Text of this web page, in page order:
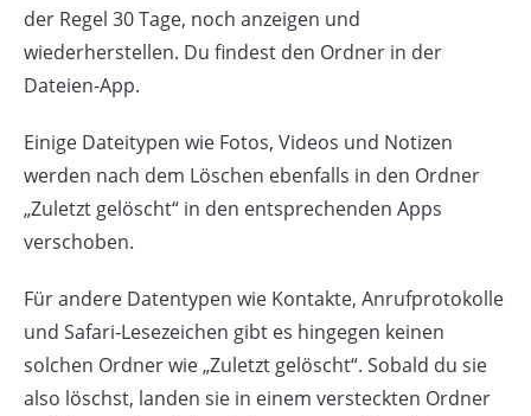
der Regel 30 Tage, noch anzeigen und
wiederherstellen. Du findest den Ordner in der
Dateien-App.
Einige Dateitypen wie Fotos, Videos und Notizen
werden nach dem Löschen ebenfalls in den Ordner
„Zuletzt gelöscht“ in den entsprechenden Apps
verschoben.
Für andere Datentypen wie Kontakte, Anrufprotokolle
und Safari-Lesezeichen gibt es hingegen keinen
solchen Ordner wie „Zuletzt gelöscht“. Sobald du sie
also löschst, landen sie in einem versteckten Ordner